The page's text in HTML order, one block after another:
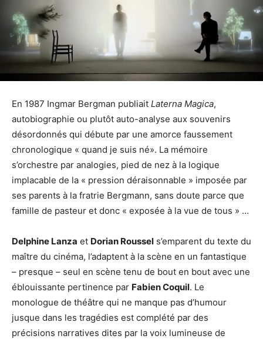
En 1987 Ingmar Bergman publiait Laterna Magica,
autobiographie ou plutôt auto-analyse aux souvenirs
désordonnés qui débute par une amorce faussement
chronologique « quand je suis né». La mémoire
s’orchestre par analogies, pied de nez à la logique
implacable de la « pression déraisonnable » imposée par
ses parents à la fratrie Bergmann, sans doute parce que
famille de pasteur et donc « exposée à la vue de tous » …
Delphine Lanza et Dorian Roussel s’emparent du texte du
maître du cinéma, l’adaptent à la scène en un fantastique
– presque – seul en scène tenu de bout en bout avec une
éblouissante pertinence par Fabien Coquil. Le
monologue de théâtre qui ne manque pas d’humour
jusque dans les tragédies est complété par des
précisions narratives dites par la voix lumineuse de